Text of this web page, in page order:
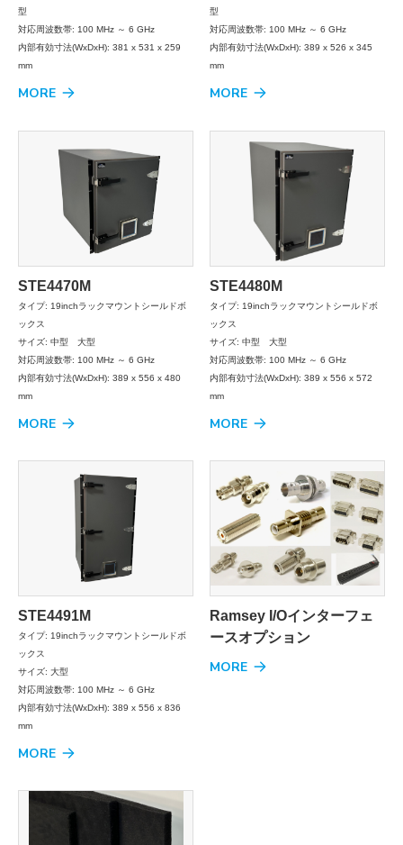
型
対応周波数帯: 100 MHz ～ 6 GHz
内部有効寸法(WxDxH): 381 x 531 x 259
mm
MORE
型
対応周波数帯: 100 MHz ～ 6 GHz
内部有効寸法(WxDxH): 389 x 526 x 345
mm
MORE
STE4470M
タイプ: 19inchラックマウントシールドボ
ックス
サイズ: 中型 大型
対応周波数帯: 100 MHz ～ 6 GHz
内部有効寸法(WxDxH): 389 x 556 x 480
mm
MORE
STE4480M
タイプ: 19inchラックマウントシールドボ
ックス
サイズ: 中型 大型
対応周波数帯: 100 MHz ～ 6 GHz
内部有効寸法(WxDxH): 389 x 556 x 572
mm
MORE
STE4491M
タイプ: 19inchラックマウントシールドボ
ックス
サイズ: 大型
対応周波数帯: 100 MHz ～ 6 GHz
内部有効寸法(WxDxH): 389 x 556 x 836
mm
MORE
Ramsey I/Oインターフェ
ースオプション
MORE